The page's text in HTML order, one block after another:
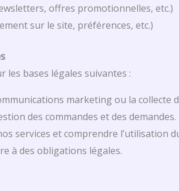
offres promotionnelles, etc.)
sur le site, préférences, etc.)
les bases légales suivantes :
marketing ou la collecte
des commandes et des demandes.
services et comprendre l’utilisation
à des obligations légales.